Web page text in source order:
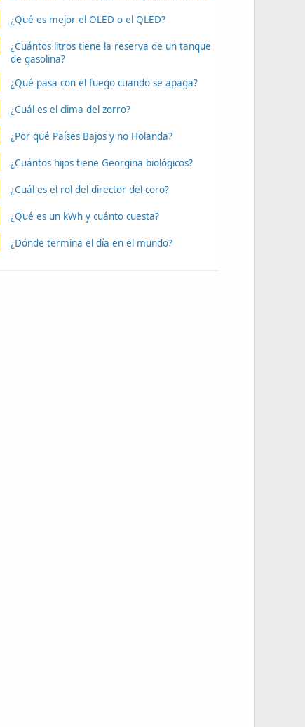
¿Qué es mejor el OLED o el QLED?
¿Cuántos litros tiene la reserva de un tanque
de gasolina?
¿Qué pasa con el fuego cuando se apaga?
¿Cuál es el clima del zorro?
¿Por qué Países Bajos y no Holanda?
¿Cuántos hijos tiene Georgina biológicos?
¿Cuál es el rol del director del coro?
¿Qué es un kWh y cuánto cuesta?
¿Dónde termina el día en el mundo?